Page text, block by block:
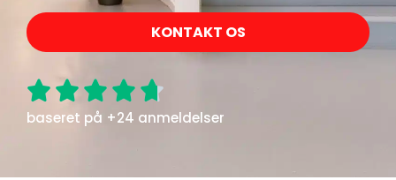
KONTAKT OS
    
baseret på +24 anmeldelser